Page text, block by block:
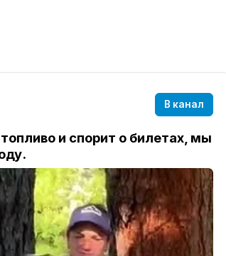
В канал
и спорит о билетах, мы